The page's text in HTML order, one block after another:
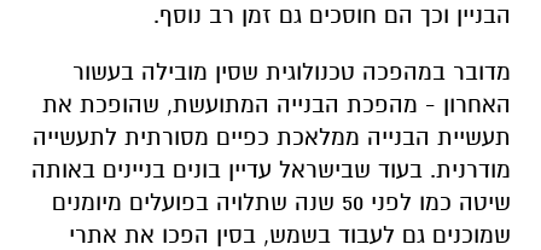
הבניין וכך הם חוסכים גם זמן רב נוסף.
מדובר במהפכה טכנולוגית שסין מובילה בעשור
האחרון - מהפכת הבנייה המתועשת, שהופכת את
תעשיית הבנייה ממלאכת כפיים מסורתית לתעשייה
מודרנית. בעוד שבישראל עדיין בונים בניינים באותה
שיטה כמו לפני 50 שנה שתלויה בפועלים מיומנים
שמוכנים גם לעבוד בשמש, בסין הפכו את אתרי